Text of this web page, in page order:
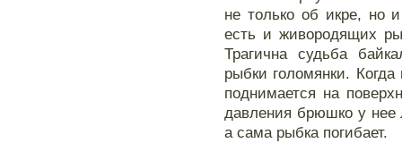
не только об икре, но
есть и живородящих
Трагична судьба
рыбки голомянки.
поднимается на
давления брюшко у нее
а сама рыбка погибает.